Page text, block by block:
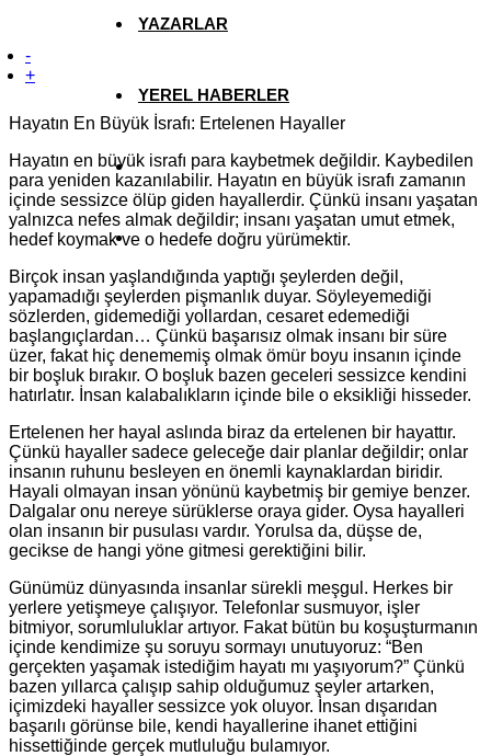
YAZARLAR
YEREL HABERLER
-
+
Hayatın En Büyük İsrafı: Ertelenen Hayaller
Hayatın en büyük israfı para kaybetmek değildir. Kaybedilen
para yeniden kazanılabilir. Hayatın en büyük israfı zamanın
içinde sessizce ölüp giden hayallerdir. Çünkü insanı yaşatan
yalnızca nefes almak değildir; insanı yaşatan umut etmek,
hedef koymak ve o hedefe doğru yürümektir.
Birçok insan yaşlandığında yaptığı şeylerden değil,
yapamadığı şeylerden pişmanlık duyar. Söyleyemediği
sözlerden, gidemediği yollardan, cesaret edemediği
başlangıçlardan… Çünkü başarısız olmak insanı bir süre
üzer, fakat hiç denememiş olmak ömür boyu insanın içinde
bir boşluk bırakır. O boşluk bazen geceleri sessizce kendini
hatırlatır. İnsan kalabalıkların içinde bile o eksikliği hisseder.
Ertelenen her hayal aslında biraz da ertelenen bir hayattır.
Çünkü hayaller sadece geleceğe dair planlar değildir; onlar
insanın ruhunu besleyen en önemli kaynaklardan biridir.
Hayali olmayan insan yönünü kaybetmiş bir gemiye benzer.
Dalgalar onu nereye sürüklerse oraya gider. Oysa hayalleri
olan insanın bir pusulası vardır. Yorulsa da, düşse de,
gecikse de hangi yöne gitmesi gerektiğini bilir.
Günümüz dünyasında insanlar sürekli meşgul. Herkes bir
yerlere yetişmeye çalışıyor. Telefonlar susmuyor, işler
bitmiyor, sorumluluklar artıyor. Fakat bütün bu koşuşturmanın
içinde kendimize şu soruyu sormayı unutuyoruz: “Ben
gerçekten yaşamak istediğim hayatı mı yaşıyorum?” Çünkü
bazen yıllarca çalışıp sahip olduğumuz şeyler artarken,
içimizdeki hayaller sessizce yok oluyor. İnsan dışarıdan
başarılı görünse bile, kendi hayallerine ihanet ettiğini
hissettiğinde gerçek mutluluğu bulamıyor.